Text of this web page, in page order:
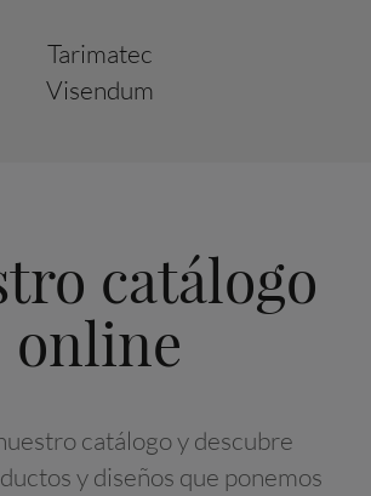
Tarimatec
Visendum
catálogo
online
catálogo y descubre
y diseños que ponemos